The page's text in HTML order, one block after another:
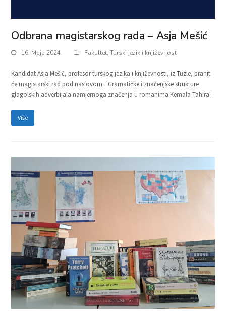
Odbrana magistarskog rada – Asja Mešić
16. Maja 2024. Fakultet,Turski jezik i književnost
Kandidat Asja Mešić, profesor turskog jezika i književnosti, iz Tuzle, branit
će magistarski rad pod naslovom: "Gramatičke i značenjske strukture
glagolskih adverbijala namjernoga značenja u romanima Kemala Tahira".
Više